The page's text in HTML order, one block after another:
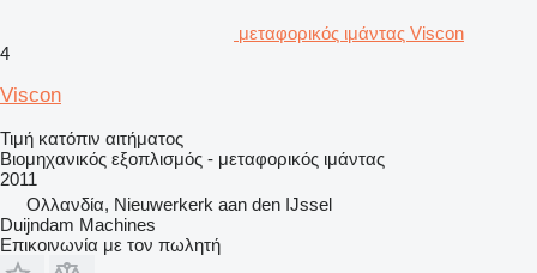
μεταφορικός ιμάντας Viscon
4
Viscon
Τιμή κατόπιν αιτήματος
Βιομηχανικός εξοπλισμός - μεταφορικός ιμάντας
2011
Ολλανδία, Nieuwerkerk aan den IJssel
Duijndam Machines
Επικοινωνία με τον πωλητή